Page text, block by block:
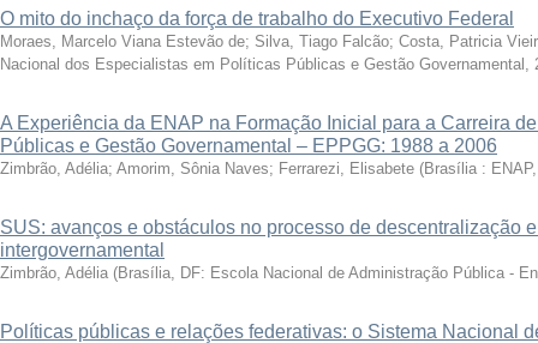
O mito do inchaço da força de trabalho do Executivo Federal
Moraes, Marcelo Viana Estevão de; Silva, Tiago Falcão; Costa, Patricia
Nacional dos Especialistas em Políticas Públicas e Gestão Governamental,
A Experiência da ENAP na Formação Inicial para a Carreira
Públicas e Gestão Governamental – EPPGG: 1988 a 2006
Zimbrão, Adélia; Amorim, Sônia Naves; Ferrarezi, Elisabete (Brasília :
SUS: avanços e obstáculos no processo de descentralização
intergovernamental
Zimbrão, Adélia (Brasília, DF: Escola Nacional de Administração Pública -
Políticas públicas e relações federativas: o Sistema Nacional